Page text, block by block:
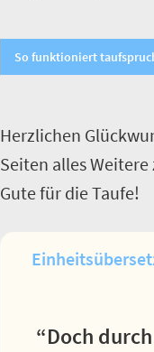
So funktioniert
Herzlichen
Seiten alles
Gute für die Taufe!
“Doch